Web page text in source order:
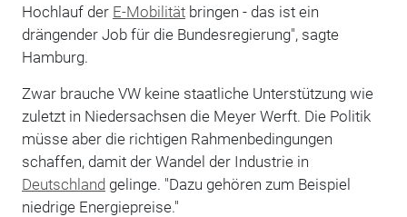
Hochlauf der E-Mobilitätbringen - das ist ein
drängender Job für die Bundesregierung", sagte
Hamburg.
Zwar brauche VW keine staatliche Unterstützung wie
zuletzt in Niedersachsen die Meyer Werft. Die Politik
müsse aber die richtigen Rahmenbedingungen
schaffen, damit der Wandel der Industrie in
Deutschland gelinge. "Dazu gehören zum Beispiel
niedrige Energiepreise."